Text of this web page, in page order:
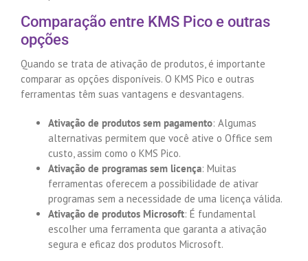
Comparação entre KMS Pico e outras
opções
Quando se trata de ativação de produtos, é importante
comparar as opções disponíveis. O KMS Pico e outras
ferramentas têm suas vantagens e desvantagens.
Ativação de produtos sem pagamento: Algumas
alternativas permitem que você ative o Office sem
custo, assim como o KMS Pico.
Ativação de programas sem licença: Muitas
ferramentas oferecem a possibilidade de ativar
programas sem a necessidade de uma licença válida.
Ativação de produtos Microsoft: É fundamental
escolher uma ferramenta que garanta a ativação
segura e eficaz dos produtos Microsoft.